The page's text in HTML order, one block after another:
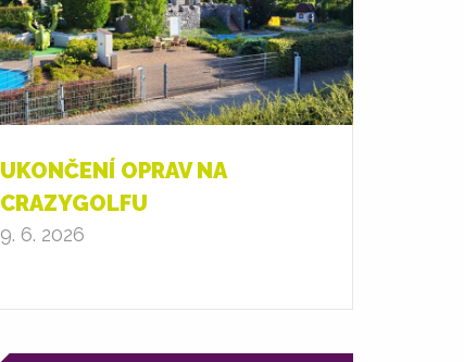
UKONČENÍ OPRAV NA
CRAZYGOLFU
9. 6. 2026